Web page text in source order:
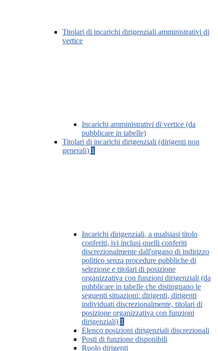
Titolari di incarichi dirigenziali amministrativi di
vertice
Incarichi amministrativi di vertice (da
pubblicare in tabelle)
Titolari di incarichi dirigenziali (dirigenti non
generali) 1
Incarichi dirigenziali, a qualsiasi titolo
conferiti, ivi inclusi quelli conferiti
discrezionalmente dall'organo di indirizzo
politico senza procedure pubbliche di
selezione e titolari di posizione
organizzativa con funzioni dirigenziali (da
pubblicare in tabelle che distinguano le
seguenti situazioni: dirigenti, dirigenti
individuati discrezionalmente, titolari di
posizione organizzativa con funzioni
dirigenziali) 1
Elenco posizioni dirigenziali discrezionali
Posti di funzione disponibili
Ruolo dirigenti